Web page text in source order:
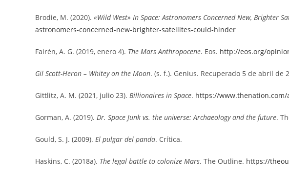
la
entrada:
entrada:
Brodie, M. (2020). «Wild West» In Space: Astronomers Concerned New, Brighter
astronomers-concerned-new-brighter-satellites-could-hinder
Fairén, A. G. (2019, enero 4). The Mars Anthropocene. Eos. http://eos.org/
Gil Scott-Heron – Whitey on the Moon. (s. f.). Genius. Recuperado 5 de abril de
Gittlitz, A. M. (2021, julio 23). Billionaires in Space. https://
Gorman, A. (2019). Dr. Space Junk vs. the universe: Archaeology and the future.
Gould, S. J. (2009). El pulgar del panda. Crítica.
Haskins, C. (2018a). The legal battle to colonize Mars. The Outline. https://